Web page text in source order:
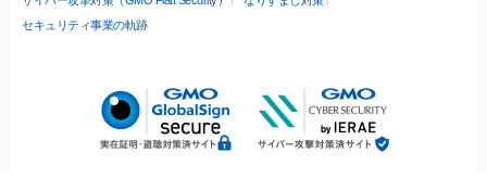
セキュリティ事業の軌跡